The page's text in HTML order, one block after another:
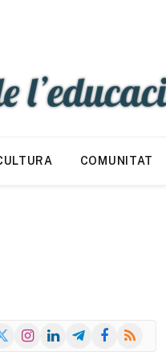
COMUNITAT
Instagram
LinkedInTelegramFacebook
RSS